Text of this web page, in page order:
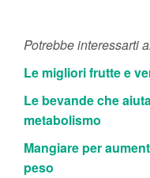
Potrebbe interessarti
Le migliori frutte e
Le bevande che
metabolismo
Mangiare per
peso